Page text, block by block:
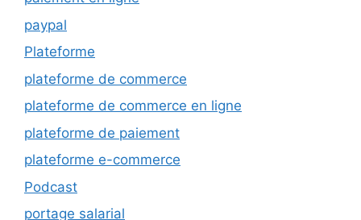
paypal
Plateforme
plateforme de commerce
plateforme de commerce en ligne
plateforme de paiement
plateforme e-commerce
Podcast
portage salarial